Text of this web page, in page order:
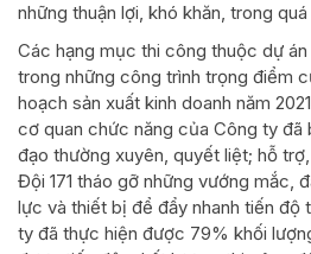
những thuận lợi, khó khăn, trong
Các hạng mục thi công thuộc dự
trong những công trình trọng điểm
hoạch sản xuất kinh doanh năm
cơ quan chức năng của Công ty đã
đạo thường xuyên, quyết liệt; hỗ
Đội 171 tháo gỡ những vướng mắc,
lực và thiết bị để đẩy nhanh tiến độ
ty đã thực hiện được 79% khối